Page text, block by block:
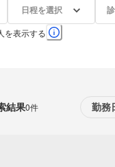
日程を選択
を表示する
結果0件 勤務